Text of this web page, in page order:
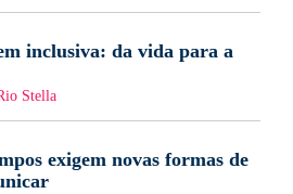
inclusiva: da vida para a
Stella
exigem novas formas de